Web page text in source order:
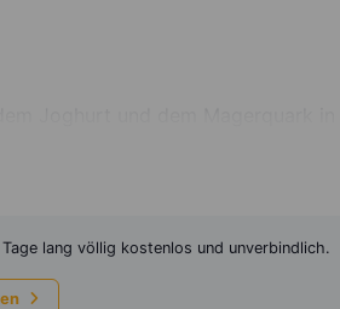
Tage lang völlig kostenlos und unverbindlich.